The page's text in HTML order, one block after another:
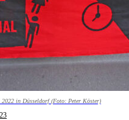
in Düsseldorf (Foto: Peter Köster)